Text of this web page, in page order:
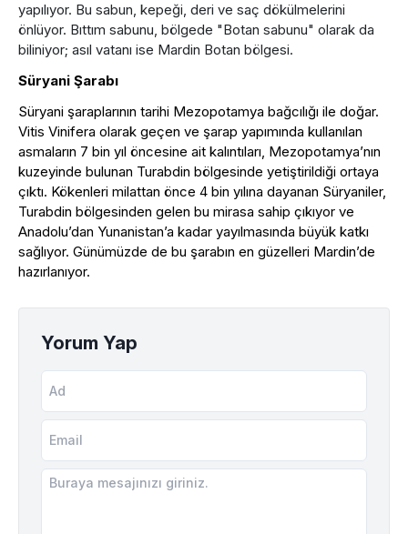
yapılıyor. Bu sabun, kepeği, deri ve saç dökülmelerini
önlüyor. Bıttım sabunu, bölgede "Botan sabunu" olarak da
biliniyor; asıl vatanı ise Mardin Botan bölgesi.
Süryani Şarabı
Süryani şaraplarının tarihi Mezopotamya bağcılığı ile doğar.
Vitis Vinifera olarak geçen ve şarap yapımında kullanılan
asmaların 7 bin yıl öncesine ait kalıntıları, Mezopotamya’nın
kuzeyinde bulunan Turabdin bölgesinde yetiştirildiği ortaya
çıktı. Kökenleri milattan önce 4 bin yılına dayanan Süryaniler,
Turabdin bölgesinden gelen bu mirasa sahip çıkıyor ve
Anadolu’dan Yunanistan’a kadar yayılmasında büyük katkı
sağlıyor. Günümüzde de bu şarabın en güzelleri Mardin’de
hazırlanıyor.
Yorum Yap